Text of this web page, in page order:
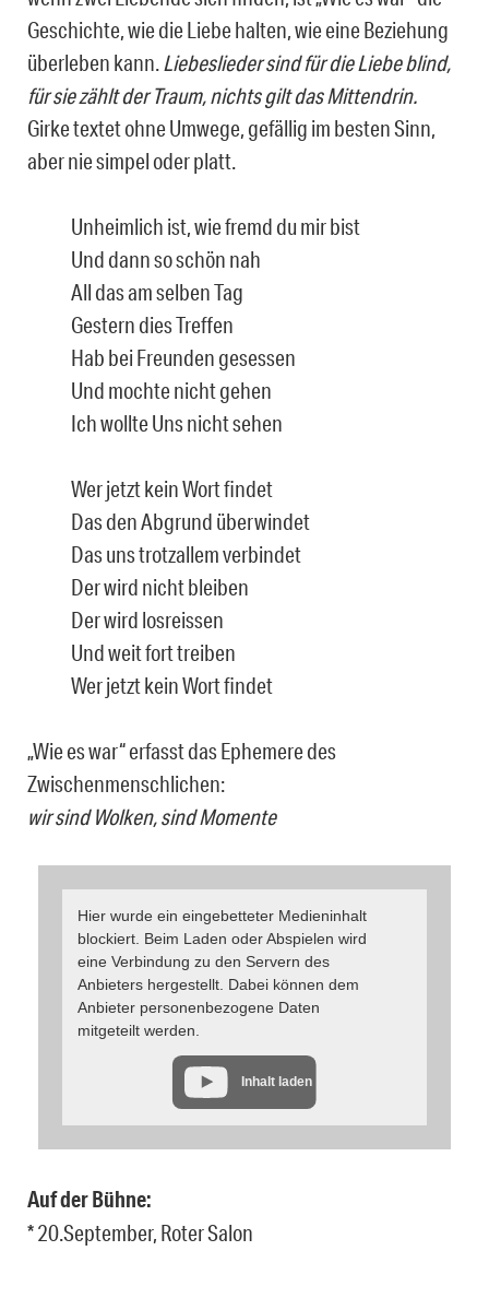
Geschichte, wie die Liebe halten, wie eine Beziehung
überleben kann.Liebeslieder sind für die Liebe blind,
für sie zählt der Traum, nichts gilt das Mittendrin.
Girke textet ohne Umwege, gefällig im besten Sinn,
aber nie simpel oder platt.
Unheimlich ist, wie fremd du mir bist
Und dann so schön nah
All das am selben Tag
Gestern dies Treffen
Hab bei Freunden gesessen
Und mochte nicht gehen
Ich wollte Uns nicht sehen
Wer jetzt kein Wort findet
Das den Abgrund überwindet
Das uns trotzallem verbindet
Der wird nicht bleiben
Der wird losreissen
Und weit fort treiben
Wer jetzt kein Wort findet
„Wie es war“ erfasst das Ephemere des
Zwischenmenschlichen:
wir sind Wolken, sind Momente
Hier wurde ein eingebetteter Medieninhalt
blockiert. Beim Laden oder Abspielen wird
eine Verbindung zu den Servern des
Anbieters hergestellt. Dabei können dem
Anbieter personenbezogene Daten
mitgeteilt werden.
Inhalt laden
Auf der Bühne:
* 20.September, Roter Salon